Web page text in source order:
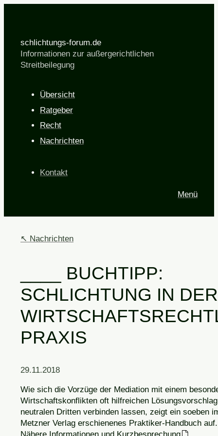
schlichtungs-forum.de
Informationen zur außergerichtlichen
Streitbeilegung
Übersicht
Ratgeber
Recht
Nachrichten
Kontakt
Menü
Nachrichten
BUCHTIPP:
SCHLICHTUNG IN DER
PRAXIS
29.11.2018
Wie sich die Vorzüge der Mediation mit einem
Wirtschaftskonflikten oft hilfreichen
neutralen Dritten verbinden lassen, zeigt ein soeben
Metzner Verlag erschienenes Praktiker-Handbuch